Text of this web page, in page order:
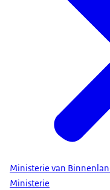
Ministerie van
Ministerie